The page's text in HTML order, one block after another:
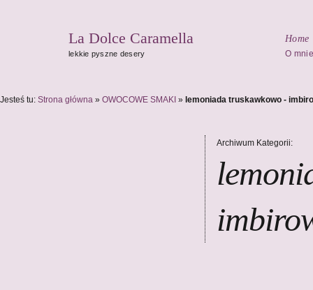
La Dolce Caramella
lekkie pyszne desery
Home
O mnie
Jesteś tu: Strona główna » OWOCOWE SMAKI » lemoniada truskawkowo -
Archiwum Kategorii: